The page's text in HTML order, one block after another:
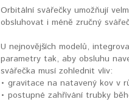
Orbitální svářečky umožňují
obsluhovat i méně zručný
U nejnovějších modelů,
parametry tak, aby obsluhu
svářečka musí zohlednit vliv:
• gravitace na natavený kov v
• postupné zahřívání trubky